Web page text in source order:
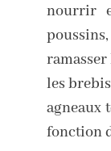
nourrir
les
agneaux
fonction